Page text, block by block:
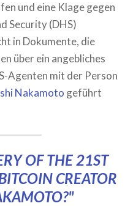
und eine Klage gegen
Security (DHS)
in Dokumente, die
über ein angebliches
Agenten mit der Person
Nakamoto geführt
OF THE 21ST
CREATOR